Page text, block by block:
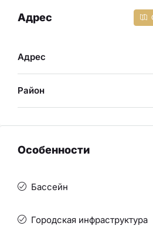
Адрес
Адрес
Район
Особенности
Бассейн
Городская инфраструктура